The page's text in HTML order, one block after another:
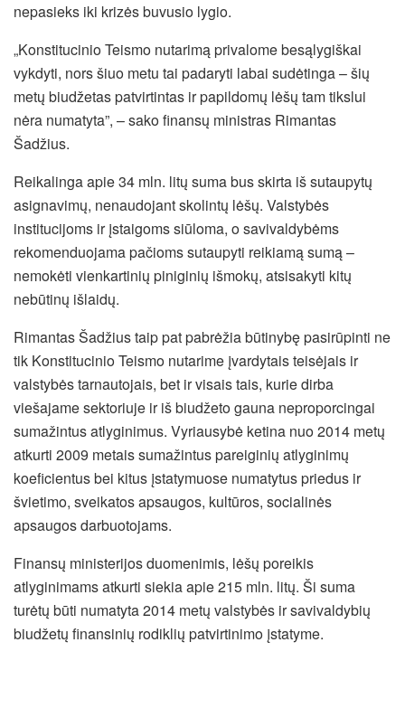
nepasieks iki krizės buvusio lygio.
„Konstitucinio Teismo nutarimą privalome besąlygiškai
vykdyti, nors šiuo metu tai padaryti labai sudėtinga – šių
metų biudžetas patvirtintas ir papildomų lėšų tam tikslui
nėra numatyta”, – sako finansų ministras Rimantas
Šadžius.
Reikalinga apie 34 mln. litų suma bus skirta iš sutaupytų
asignavimų, nenaudojant skolintų lėšų. Valstybės
institucijoms ir įstaigoms siūloma, o savivaldybėms
rekomenduojama pačioms sutaupyti reikiamą sumą –
nemokėti vienkartinių piniginių išmokų, atsisakyti kitų
nebūtinų išlaidų.
Rimantas Šadžius taip pat pabrėžia būtinybę pasirūpinti ne
tik Konstitucinio Teismo nutarime įvardytais teisėjais ir
valstybės tarnautojais, bet ir visais tais, kurie dirba
viešajame sektoriuje ir iš biudžeto gauna neproporcingai
sumažintus atlyginimus. Vyriausybė ketina nuo 2014 metų
atkurti 2009 metais sumažintus pareiginių atlyginimų
koeficientus bei kitus įstatymuose numatytus priedus ir
švietimo, sveikatos apsaugos, kultūros, socialinės
apsaugos darbuotojams.
Finansų ministerijos duomenimis, lėšų poreikis
atlyginimams atkurti siekia apie 215 mln. litų. Ši suma
turėtų būti numatyta 2014 metų valstybės ir savivaldybių
biudžetų finansinių rodiklių patvirtinimo įstatyme.